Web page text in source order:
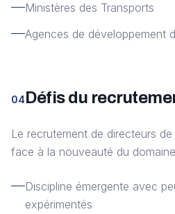
Ministères des Transports
Agences de développement
04Défis du
Le recrutement de directeurs
face à la nouveauté du
Discipline émergente avec
expérimentés